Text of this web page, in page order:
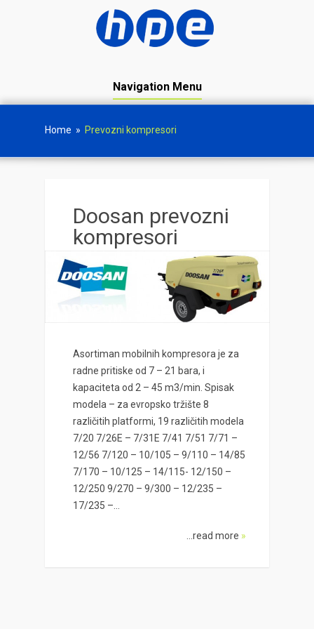
Navigation Menu
Home » Prevozni kompresori
Doosan prevozni
kompresori
Asortiman mobilnih kompresora je za
radne pritiske od 7 – 21 bara, i
kapaciteta od 2 – 45 m3/min. Spisak
modela – za evropsko tržište 8
različitih platformi, 19 različitih modela
7/20 7/26E – 7/31E 7/41 7/51 7/71 –
12/56 7/120 – 10/105 – 9/110 – 14/85
7/170 – 10/125 – 14/115- 12/150 –
12/250 9/270 – 9/300 – 12/235 –
17/235 –...
...read more »